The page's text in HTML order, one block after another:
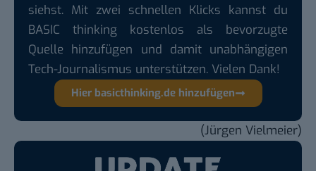
siehst. Mit zwei schnellen Klicks kannst du
BASIC thinking kostenlos als bevorzugte
Quelle hinzufügen und damit unabhängigen
Tech-Journalismus unterstützen. Vielen Dank!
Hier basicthinking.de hinzufügen
(Jürgen Vielmeier)